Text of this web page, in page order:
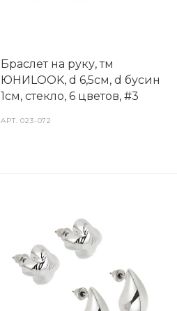
Браслет на руку, тм
ЮНИLOOK, d 6,5см, d бусин
1см, стекло, 6 цветов, #3
АРТ.023-072